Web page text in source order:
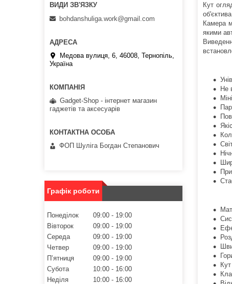
Кут
Камера
якими
Не
bohdanshuliga.work@gmail.com
Медова вулиця, 6, 46008, Тернопіль,
Україна
Gadget-Shop - інтернет магазин
гаджетів та аксесуарів
ФОП Шуліга Богдан Степанович
Графік роботи
Понеділок 09:00
19:00
Вівторок
09:00
19:00
Середа
09:00
19:00
Четвер
09:00
19:00
Пʼятниця
09:00
19:00
Субота
10:00
16:00
Неділя
10:00 16:00